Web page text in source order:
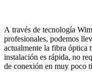
A través de tecnología
profesionales, podemos
actualmente la fibra óptica
instalación es rápida, no
de conexión en muy poco